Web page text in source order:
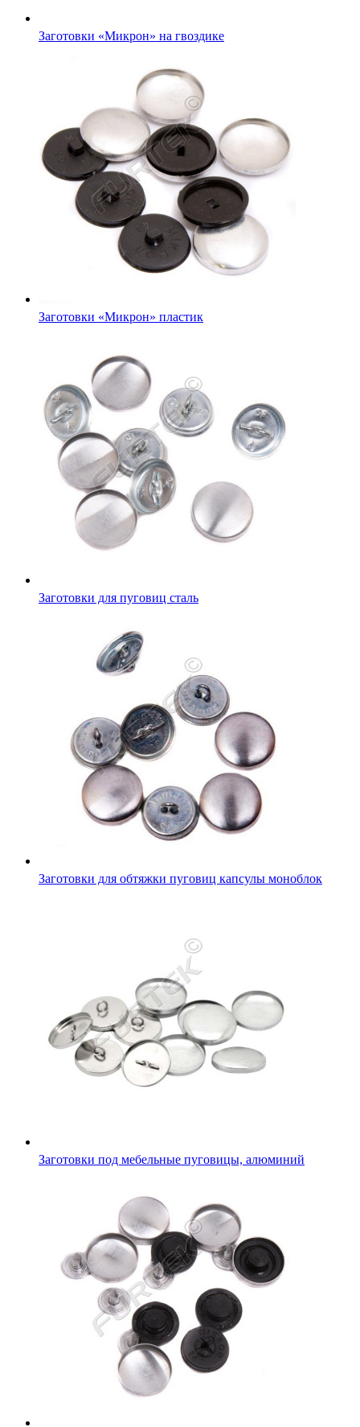
Заготовки «Микрон» на гвоздике
Заготовки «Микрон» пластик
Заготовки для пуговиц сталь
Заготовки для обтяжки пуговиц капсулы моноблок
Заготовки под мебельные пуговицы, алюминий